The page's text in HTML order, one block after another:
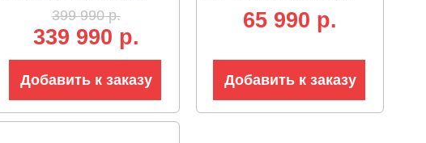
BT, 3D камера + RTK,
20В / 10 Ач)
399 990 р.
339 990 р.
Добавить к заказу
65 990 p.
Добавить к заказу